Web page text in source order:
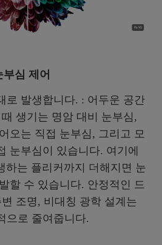
심 제어
로 발생합니다. : 어두운 공간
생기는 명암 대비 눈부심,
오는 직접 눈부심, 그리고 모
눈부심이 있습니다. 여기에
하는 플리커까지 더해지면 눈
할 수 있습니다. 안정적인 드
조명, 비대칭 광학 설계는
으로 줄여줍니다.